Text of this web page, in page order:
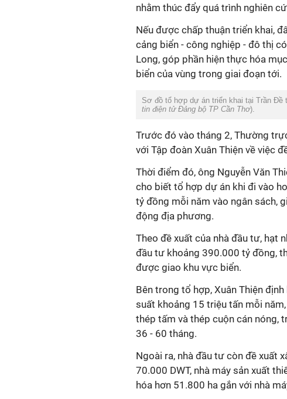
nhằm thúc đẩy quá trình nghiên
Nếu được chấp thuận triển khai,
cảng biển - công nghiệp - đô thị
Long, góp phần hiện thực hóa
biển của vùng trong giai đoạn tới.
Sơ đồ tổ hợp dự án triển khai tại Trần Đề
tin điện tử Đảng bộ TP Cần Thơ).
Trước đó vào tháng 2, Thường
với Tập đoàn Xuân Thiện về việc
Thời điểm đó, ông Nguyễn Văn
cho biết tổ hợp dự án khi đi vào
tỷ đồng mỗi năm vào ngân sách,
động địa phương.
Theo đề xuất của nhà đầu tư, hạt
đầu tư khoảng 390.000 tỷ đồng,
được giao khu vực biển.
Bên trong tổ hợp, Xuân Thiện
suất khoảng 15 triệu tấn mỗi
thép tấm và thép cuộn cán nóng,
36 - 60 tháng.
Ngoài ra, nhà đầu tư còn đề xuất
70.000 DWT, nhà máy sản xuất
hóa hơn 51.800 ha gắn với nhà